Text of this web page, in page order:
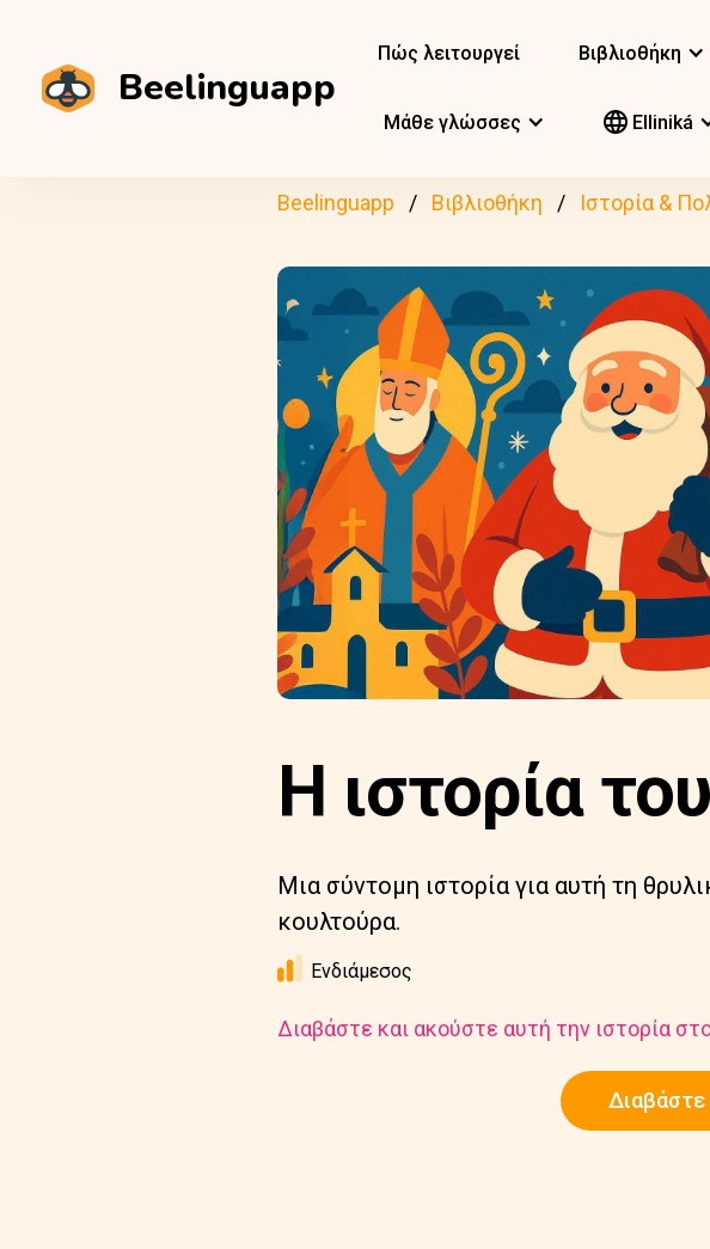
Beelinguapp
Πώς λειτουργεί Βιβλιοθήκη
Μάθε γλώσσες Elliniká
Beelinguapp Βιβλιοθήκη Ιστορία &
Η ιστορία
Μια σύντομη ιστορία για αυτή τη
κουλτούρα.
Ενδιάμεσος
Διαβάστε και ακούστε αυτή την ιστορία